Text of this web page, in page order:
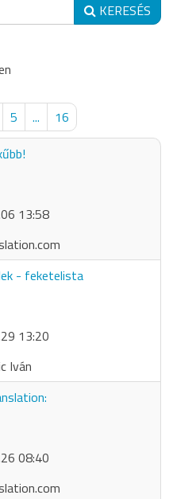
KERESÉS
5 ...
16
13:58
- feketelista
13:20
Iván
08:40